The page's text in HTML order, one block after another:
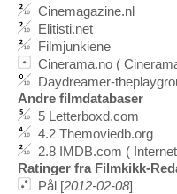
Cinemagazine.nl
Elitisti.net
Filmjunkiene
Cinerama.no (
Daydreamer-
Andre filmdatabaser
5 Letterboxd.com
4.2 Themoviedb.org
2.8 IMDB.com (
Ratinger fra Filmkikk-
Pål [2012-02-08]